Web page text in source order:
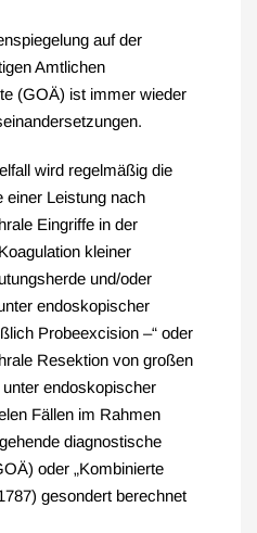
auf der
Amtlichen
(GOÄ) ist immer wieder
wird regelmäßig die
einer Leistung nach
Eingriffe in der
kleiner
und/oder
endoskopischer
Probeexcision –“ oder
Resektion von großen
endoskopischer
Fällen im Rahmen
diagnostische
oder „Kombinierte
gesondert berechnet